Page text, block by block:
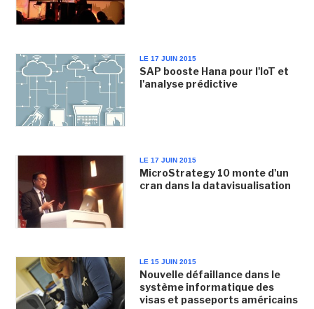
LE 17 JUIN 2015
SAP booste Hana pour l'IoT et
l'analyse prédictive
LE 17 JUIN 2015
MicroStrategy 10 monte d'un
cran dans la datavisualisation
LE 15 JUIN 2015
Nouvelle défaillance dans le
système informatique des
visas et passeports américains